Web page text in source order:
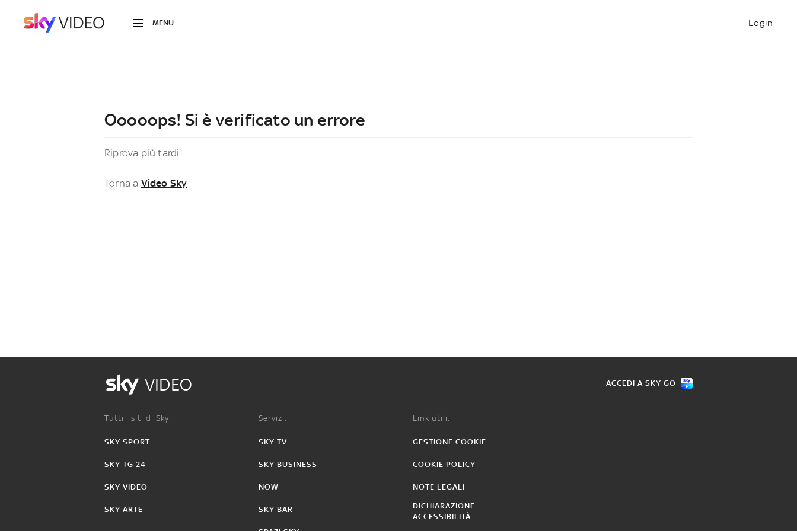
MENU Login
Ooooops! Si è verificato un errore
Riprova più tardi
Torna a Video Sky
VIDEO ACCEDI A SKY GO
Tutti i siti di Sky:
SKY SPORT
SKY TG 24
SKY VIDEO
SKY ARTE
Servizi:
SKY TV
SKY BUSINESS
NOW
SKY BAR
Link utili:
GESTIONE COOKIE
COOKIE POLICY
NOTE LEGALI
DICHIARAZIONE
ACCESSIBILITÀ